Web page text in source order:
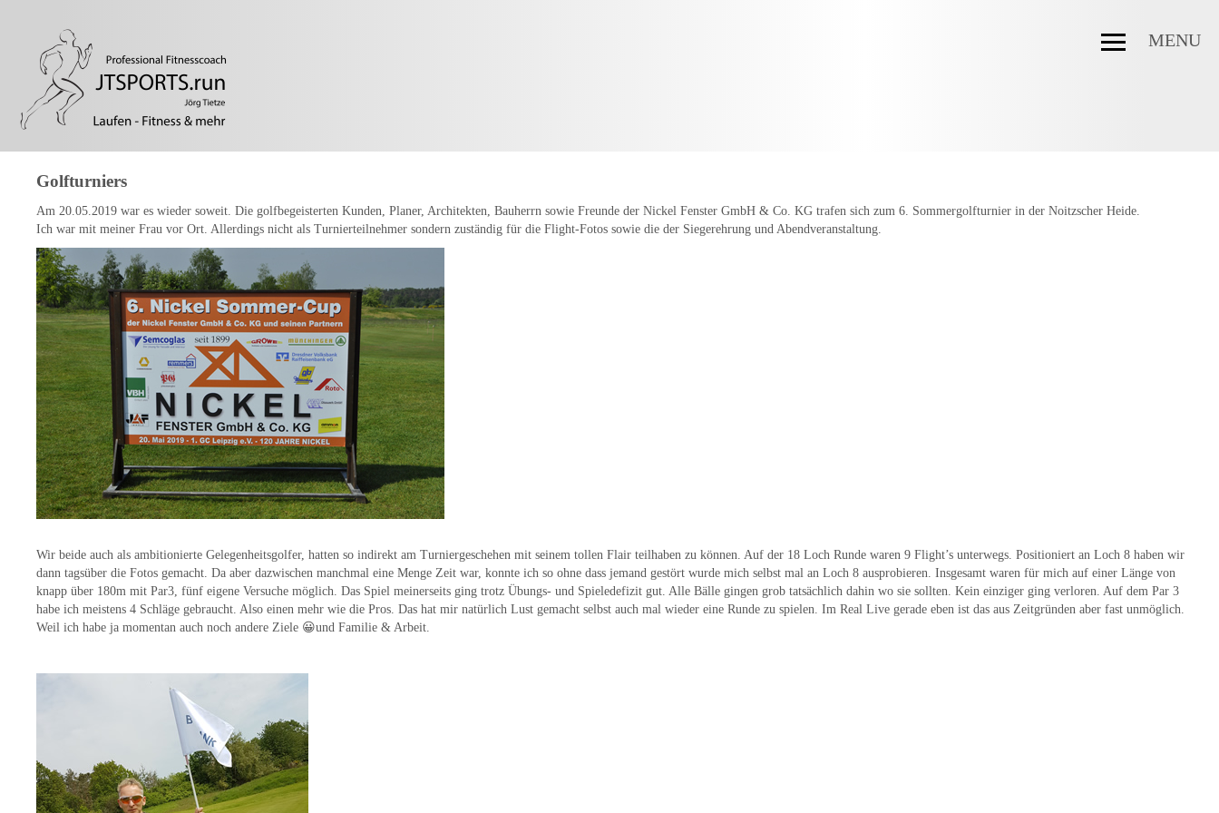
MENU
Golfturniers
Am 20.05.2019 war es wieder soweit. Die golfbegeisterten Kunden, Planer, Architekten, Bauherrn sowie Freunde der Nickel Fenster GmbH & Co. KG trafen sich zum 6. Sommergolfturnier in der Noitzscher Heide.
Ich war mit meiner Frau vor Ort. Allerdings nicht als Turnierteilnehmer sondern zuständig für die Flight-Fotos sowie die der Siegerehrung und Abendveranstaltung.
Wir beide auch als ambitionierte Gelegenheitsgolfer, hatten so indirekt am Turniergeschehen mit seinem tollen Flair teilhaben zu können. Auf der 18 Loch Runde waren 9 Flight’s unterwegs. Positioniert an Loch 8 haben wir
dann tagsüber die Fotos gemacht. Da aber dazwischen manchmal eine Menge Zeit war, konnte ich so ohne dass jemand gestört wurde mich selbst mal an Loch 8 ausprobieren. Insgesamt waren für mich auf einer Länge von
knapp über 180m mit Par3, fünf eigene Versuche möglich. Das Spiel meinerseits ging trotz Übungs- und Spieledefizit gut. Alle Bälle gingen grob tatsächlich dahin wo sie sollten. Kein einziger ging verloren. Auf dem Par 3
habe ich meistens 4 Schläge gebraucht. Also einen mehr wie die Pros. Das hat mir natürlich Lust gemacht selbst auch mal wieder eine Runde zu spielen. Im Real Live gerade eben ist das aus Zeitgründen aber fast unmöglich.
Weil ich habe ja momentan auch noch andere Ziele 😀und Familie & Arbeit.